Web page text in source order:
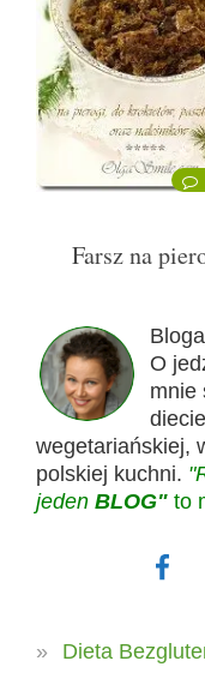
Farsz na
O
mnie
wegetariańskiej,
polskiej kuchni.
jeden BLOG" to
Dieta